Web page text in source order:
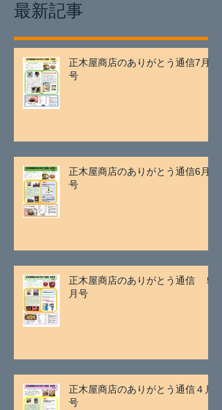
最新記事
正木屋商店のありがとう通信7月
号
正木屋商店のありがとう通信6月
号
正木屋商店のありがとう通信 ５
月号
正木屋商店のありがとう通信４月
号